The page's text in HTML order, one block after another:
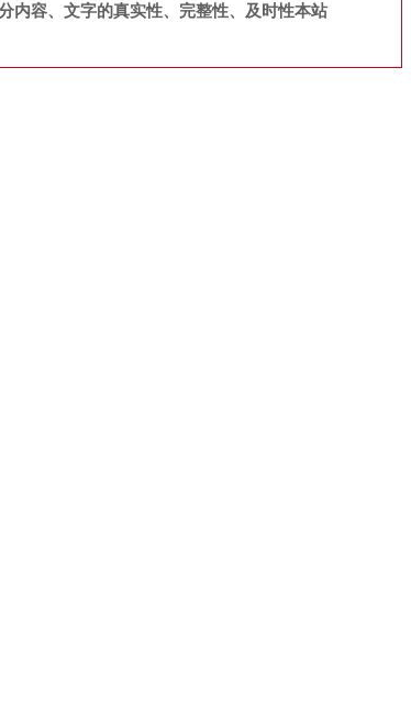
内容、文字的真实性、完整性、及时性本站